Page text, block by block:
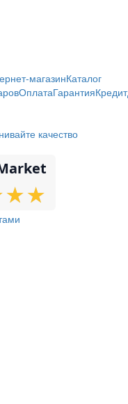
магазинКаталог
ОплатаГарантияКредит
★
★★
★